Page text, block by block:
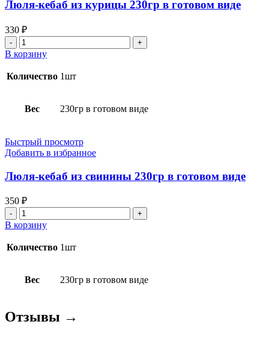
Люля-кебаб из курицы 230гр в готовом виде
330 ₽
Количество
товара
Люля-
кебаб
230гр
виде
В корзину
Количество 1шт
Вес 230гр в готовом виде
Быстрый просмотр
Добавить в избранное
Люля-кебаб из свинины 230гр в готовом виде
350 ₽
Количество
товара
Люля-
кебаб
230гр
В корзину
Количество 1шт
Вес 230гр в готовом виде
Отзывы →